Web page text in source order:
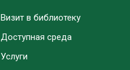
Визит в библиотеку
Доступная среда
Услуги